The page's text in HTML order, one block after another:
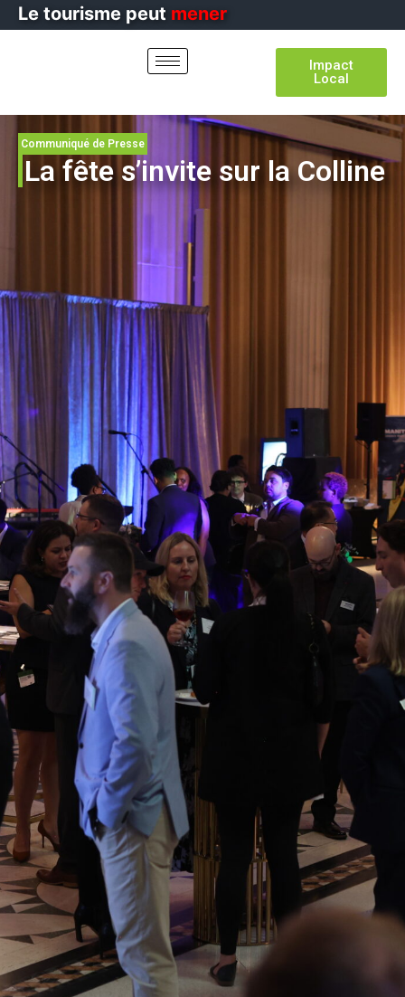
Le tourisme peut mener
Impact
Local
Communiqué de Presse
La fête s’invite sur la Colline